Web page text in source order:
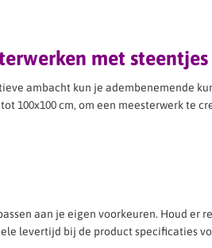
met steentjes
ambacht kun je adembenemende
100x100 cm, om een meesterwerk te
aan je eigen voorkeuren. Houd er
levertijd bij de product specificaties